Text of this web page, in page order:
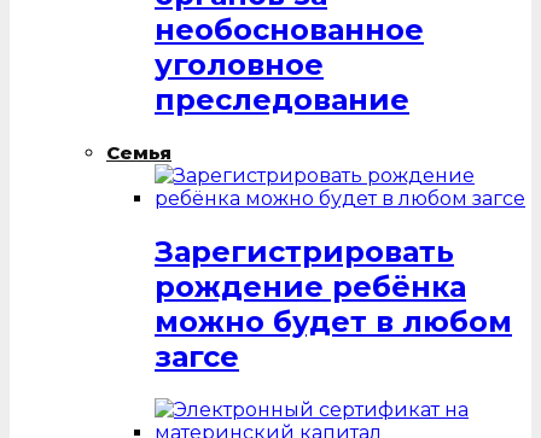
необоснованное
уголовное
преследование
Семья
Зарегистрировать
рождение ребёнка
можно будет в любом
загсе